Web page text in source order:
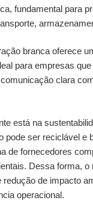
fundamental para
branca oferece
para empresas
clara
está na
pode ser reciclável e
de fornecedores
Dessa forma, o
redução de impacto
operacional.